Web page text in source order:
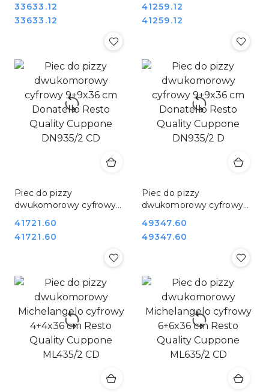
Quality Cuppone
DN635L/2 CD
Cena:
33633.12
Cena:
33633.12
Quality Cuppone
DN635L/2 D
Cena:
41259.12
Cena:
41259.12
Piec do pizzy
dwukomorowy cyfrowy
Resto Quality Cuppone
DN935/2 CD
Cena:
41721.60
Cena:
41721.60
Piec do pizzy
dwukomorowy cyfrowy
Resto Quality Cuppone
DN935/2 D
Cena:
49347.60
Cena:
49347.60